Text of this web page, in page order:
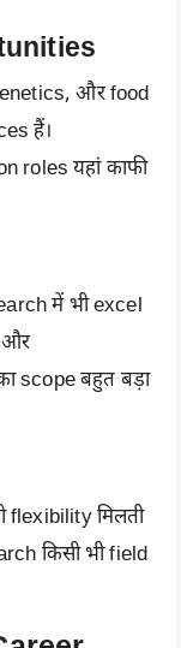
और food
हैं।
roles यहां काफी
में भी excel
और
scope बहुत बड़ा
flexibility मिलती
किसी भी field